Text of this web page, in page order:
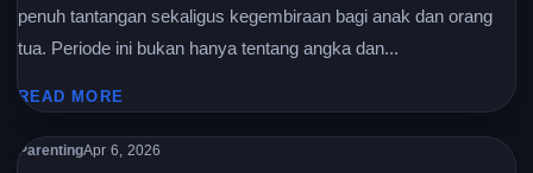
penuh tantangan sekaligus kegembiraan bagi anak dan orang
tua. Periode ini bukan hanya tentang angka dan...
READ MORE
ParentingApr 6, 2026